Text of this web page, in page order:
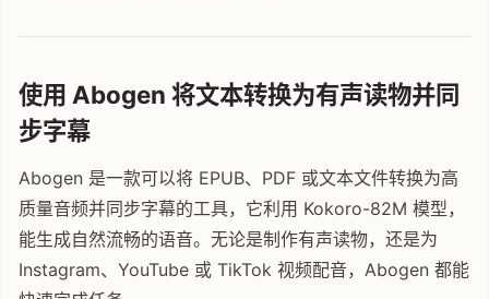
使用 Abogen 将文本转换为有声读物并同
步字幕
Abogen 是一款可以将 EPUB、PDF 或文本文件转换为高
质量音频并同步字幕的工具，它利用 Kokoro-82M 模型，
能生成自然流畅的语音。无论是制作有声读物，还是为
Instagram、YouTube 或 TikTok 视频配音，Abogen 都能